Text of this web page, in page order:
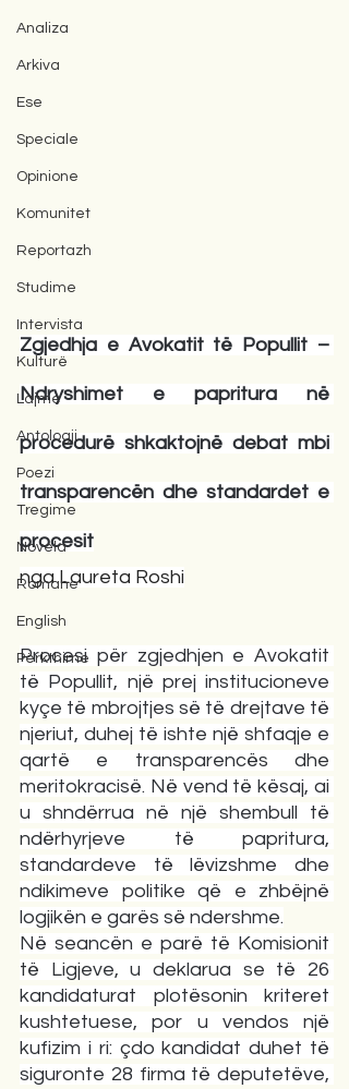
Analiza
Arkiva
Ese
Speciale
Opinione
Komunitet
Reportazh
Studime
Intervista
Kulturë
Lajme
Antologji
Poezi
Tregime
Novela
Romane
English
Përkthime
Zgjedhja e Avokatit të Popullit –
Ndryshimet e papritura në
procedurë shkaktojnë debat mbi
transparencën dhe standardet e
procesit
nga Laureta Roshi
Procesi për zgjedhjen e Avokatit
të Popullit, një prej institucioneve
kyçe të mbrojtjes së të drejtave të
njeriut, duhej të ishte një shfaqje e
qartë e transparencës dhe
meritokracisë. Në vend të kësaj, ai
u shndërrua në një shembull të
ndërhyrjeve të papritura,
standardeve të lëvizshme dhe
ndikimeve politike që e zhbëjnë
logjikën e garës së ndershme.
Në seancën e parë të Komisionit
të Ligjeve, u deklarua se të 26
kandidaturat plotësonin kriteret
kushtetuese, por u vendos një
kufizim i ri: çdo kandidat duhet të
siguronte 28 firma të deputetëve,